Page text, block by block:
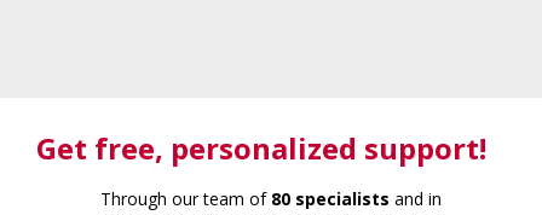
Get free, personalized support!
Through our team of 80 specialists and in